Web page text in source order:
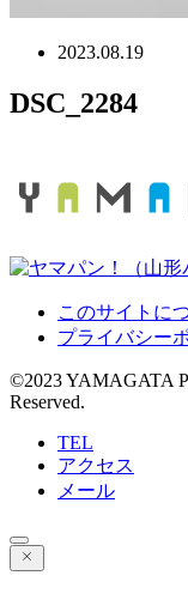
2023.08.19
DSC_2284
このサイトに
プライバシー
©2023 YAMAGATA
Reserved.
TEL
アクセス
メール